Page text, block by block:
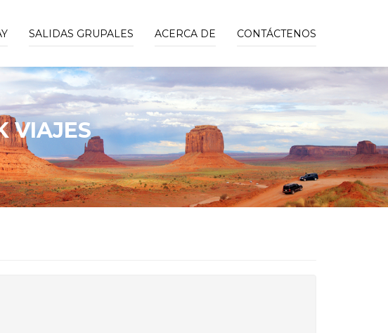
SALIDAS GRUPALES ACERCA DE CONTÁCTENOS
VIAJES